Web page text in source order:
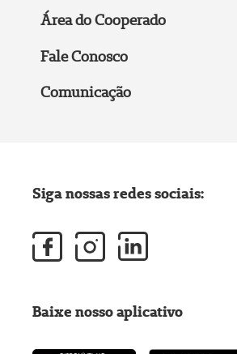
Área do Cooperado
Fale Conosco
Comunicação
Siga nossas redes sociais:
Baixe nosso aplicativo